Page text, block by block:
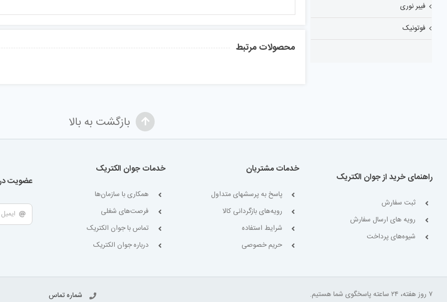
محصولات مرتبط
فیبر نوری
فوتونیک
بازگشت به بالا
راهنمای خرید از جوان الکتریک
ثبت سفارش
رویه های ارسال سفارش
شیوه‌های پرداخت
خدمات مشتریان
پاسخ به پرسشهای متداول
رویه‌های بازگردانی کالا
شرایط استفاده
حریم خصوصی
خدمات جوان الکتریک
همکاری با سازمان‌ها
فرصت‌های شغلی
تماس با جوان الکتریک
درباره جوان الکتریک
عضویت در
۷ روز هفته، ۲۴ ساعته پاسخگوی شما هستیم. شماره تماس